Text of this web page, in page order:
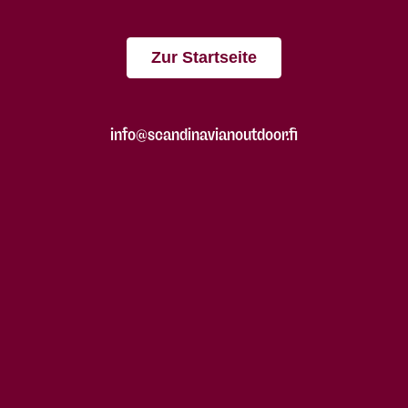
Zur Startseite
info@scandinavianoutdoor.fi